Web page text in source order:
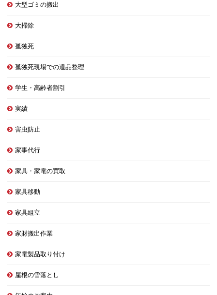
大型ゴミの搬出
大掃除
孤独死
孤独死現場での遺品整理
学生・高齢者割引
実績
害虫防止
家事代行
家具・家電の買取
家具移動
家具組立
家財搬出作業
家電製品取り付け
屋根の雪落とし